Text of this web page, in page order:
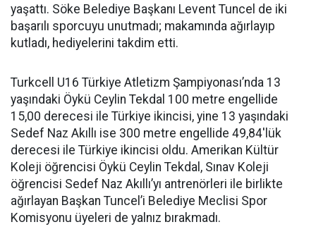
yaşattı. Söke Belediye Başkanı Levent Tuncel de iki
başarılı sporcuyu unutmadı; makamında ağırlayıp
kutladı, hediyelerini takdim etti.
Turkcell U16 Türkiye Atletizm Şampiyonası’nda 13
yaşındaki Öykü Ceylin Tekdal 100 metre engellide
15,00 derecesi ile Türkiye ikincisi, yine 13 yaşındaki
Sedef Naz Akıllı ise 300 metre engellide 49,84'lük
derecesi ile Türkiye ikincisi oldu. Amerikan Kültür
Koleji öğrencisi Öykü Ceylin Tekdal, Sınav Koleji
öğrencisi Sedef Naz Akıllı’yı antrenörleri ile birlikte
ağırlayan Başkan Tuncel’i Belediye Meclisi Spor
Komisyonu üyeleri de yalnız bırakmadı.